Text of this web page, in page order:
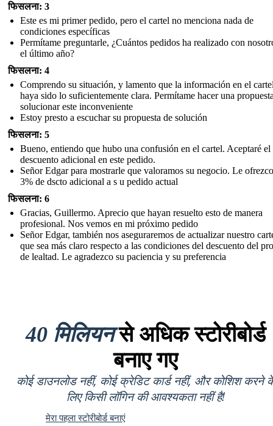
फिसलना: 3
Este es mi primer pedido, pero el cartel no menciona nada de
condiciones específicas
Permítame preguntarle, ¿Cuántos pedidos ha realizado con
el último año?
फिसलना: 4
Comprendo su situación, y lamento que la información en el
haya sido lo suficientemente clara. Permítame hacer una
solucionar este inconveniente
Estoy presto a escuchar su propuesta de solución
फिसलना: 5
Bueno, entiendo que hubo una confusión en el cartel. Aceptaré el
descuento adicional en este pedido.
Señor Edgar para mostrarle que valoramos su negocio. Le
3% de dscto adicional a s u pedido actual
फिसलना: 6
Gracias, Guillermo. Aprecio que hayan resuelto esto de manera
profesional. Nos vemos en mi próximo pedido
Señor Edgar, también nos aseguraremos de actualizar nuestro
que sea más claro respecto a las condiciones del descuento del
de lealtad. Le agradezco su paciencia y su preferencia
40 मिलियनसे अधिक स्टोरीबोर्ड
बनाए गए
कोई डाउनलोड नहीं, कोई क्रेडिट कार्ड नहीं, और कोशिश करने
लिए किसी लॉगिन की आवश्यकता नहीं है!
मेरा पहला स्टोरीबोर्ड बनाएं